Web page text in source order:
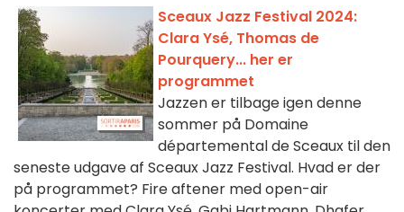
Sceaux Jazz Festival 2024:
Clara Ysé, Thomas de
Pourquery... her er
programmet
Jazzen er tilbage igen denne
sommer på Domaine
départemental de Sceaux til den
seneste udgave af Sceaux Jazz Festival. Hvad er der
på programmet? Fire aftener med open-air